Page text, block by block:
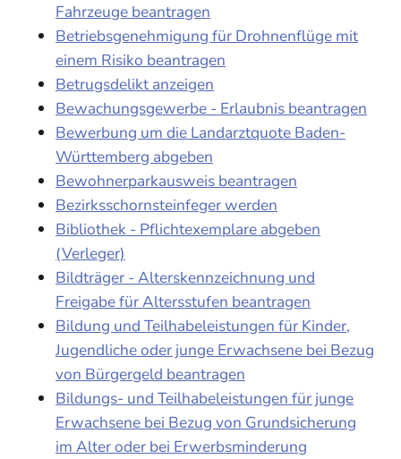
Fahrzeuge beantragen
Betriebsgenehmigung für Drohnenflüge mit
einem Risiko beantragen
Betrugsdelikt anzeigen
Bewachungsgewerbe - Erlaubnis beantragen
Bewerbung um die Landarztquote Baden-
Württemberg abgeben
Bewohnerparkausweis beantragen
Bezirksschornsteinfeger werden
Bibliothek - Pflichtexemplare abgeben
(Verleger)
Bildträger - Alterskennzeichnung und
Freigabe für Altersstufen beantragen
Bildung und Teilhabeleistungen für Kinder,
Jugendliche oder junge Erwachsene bei Bezug
von Bürgergeld beantragen
Bildungs- und Teilhabeleistungen für junge
Erwachsene bei Bezug von Grundsicherung
im Alter oder bei Erwerbsminderung